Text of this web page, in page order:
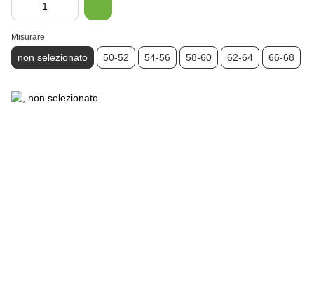
Misurare
non selezionato 50-52 54-56 58-60 62-64 66-68